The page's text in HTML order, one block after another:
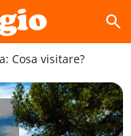
search
Cosa visitare?